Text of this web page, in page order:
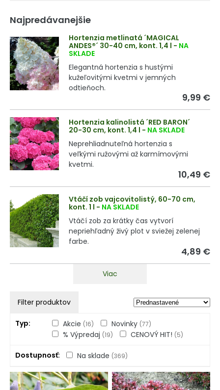
Najpredávanejšie
Hortenzia metlinatá ´MAGICAL
ANDES®´ 30-40 cm, kont. 1,4 l - NA
SKLADE
Elegantná hortenzia s hustými
kužeľovitými kvetmi v jemných
odtieňoch.
9,99 €
Hortenzia kalinolistá ´RED BARON´
20-30 cm, kont. 1,4 l - NA SKLADE
Neprehliadnuteľná hortenzia s
veľkými ružovými až karmímovými
kvetmi.
10,49 €
Vtáčí zob vajcovitolistý, 60-70 cm,
kont. 1 l - NA SKLADE
Vtáčí zob za krátky čas vytvorí
nepriehľadný živý plot v sviežej zelenej
farbe.
4,89 €
Viac
Filter produktov
Typ Akcie (16) Novinky (77)
% Výpredaj (19) CENOVÝ HIT! (5)
Dostupnosť Na sklade (369)